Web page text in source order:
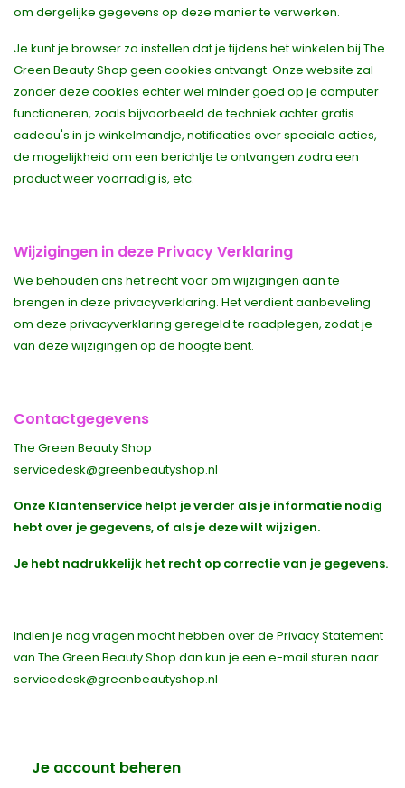
om dergelijke gegevens op deze manier te verwerken.
Je kunt je browser zo instellen dat je tijdens het winkelen bij The
Green Beauty Shop geen cookies ontvangt. Onze website zal
zonder deze cookies echter wel minder goed op je computer
functioneren, zoals bijvoorbeeld de techniek achter gratis
cadeau's in je winkelmandje, notificaties over speciale acties,
de mogelijkheid om een berichtje te ontvangen zodra een
product weer voorradig is, etc.
Wijzigingen in deze Privacy Verklaring
We behouden ons het recht voor om wijzigingen aan te
brengen in deze privacyverklaring. Het verdient aanbeveling
om deze privacyverklaring geregeld te raadplegen, zodat je
van deze wijzigingen op de hoogte bent.
Contactgegevens
The Green Beauty Shop
servicedesk@greenbeautyshop.nl
Onze Klantenservice helpt je verder als je informatie nodig
hebt over je gegevens, of als je deze wilt wijzigen.
Je hebt nadrukkelijk het recht op correctie van je gegevens.
Indien je nog vragen mocht hebben over de Privacy Statement
van The Green Beauty Shop dan kun je een e-mail sturen naar
servicedesk@greenbeautyshop.nl
Je account beheren